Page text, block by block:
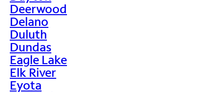
Deerwood
Delano
Duluth
Dundas
Eagle Lake
Elk River
Eyota